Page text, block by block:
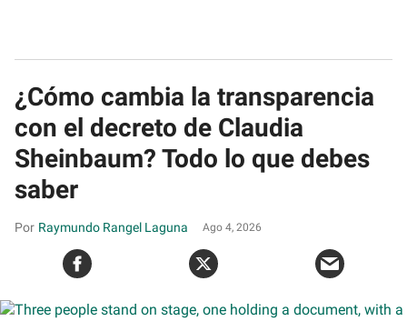
¿Cómo cambia la transparencia
con el decreto de Claudia
Sheinbaum? Todo lo que debes
saber
Raymundo Rangel Laguna Ago 4, 2026